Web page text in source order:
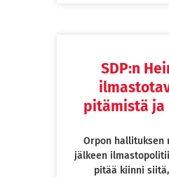
SDP:n
pitämistä
Orpon hallituksen
jälkeen
pitää kiinni